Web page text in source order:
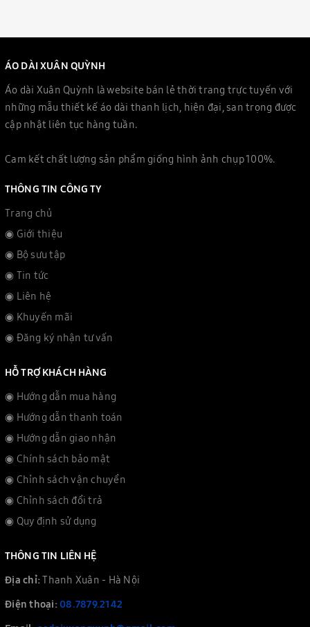
ÁO DÀI XUÂN QUỲNH
Áo dài Xuân Quỳnh là website bán lẻ thời trang trực tuyến với
những mẫu thiết kế áo dài thanh lịch, hiện đại, san trọng được
cập nhật liên tục hàng tuần.
Cam kết chất lượng sản phẩm giống hình ảnh chụp 100%.
THÔNG TIN CÔNG TY
Trang chủ
◉ Giới thiệu
◉ Bộ sưu tập
◉ Tin tức
◉ Liên hệ
◉ Khuyến mãi
◉ Đăng ký nhận tư vấn
HỖ TRỢ KHÁCH HÀNG
◉ Hướng dẫn mua hàng
◉ Hướng dẫn thanh toán
◉ Hướng dẫn giao nhận
◉ Chính sách bảo mật
◉ Chỉnh sách vận chuyển
◉ Chỉnh sách đổi trả
◉ Quy định sử dụng
THÔNG TIN LIÊN HỆ
Địa chỉ:Thanh Xuân - Hà Nội
Điện thoại:08.7879.2142